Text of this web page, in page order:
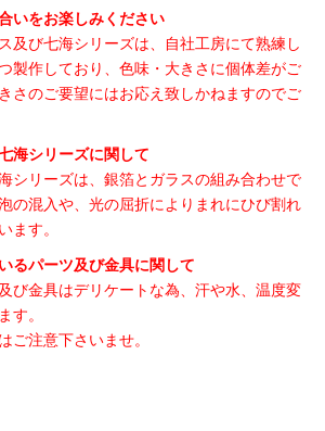
いをお楽しみください
及び七海シリーズは、自社工房にて熟練し
製作しており、色味・大きさに個体差がご
さのご要望にはお応え致しかねますのでご
海シリーズに関して
シリーズは、銀箔とガラスの組み合わせで
の混入や、光の屈折によりまれにひび割れ
ます。
るパーツ及び金具に関して
び金具はデリケートな為、汗や水、温度変
す。
ご注意下さいませ。